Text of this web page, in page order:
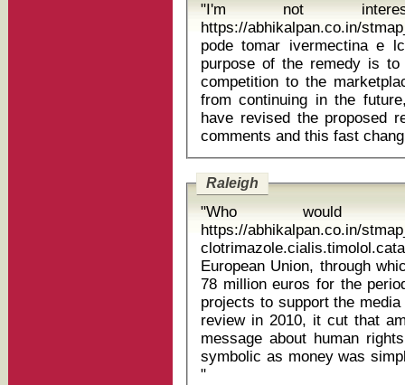
"I'm not
https://abhikalpan.co.in/
pode tomar ivermectina e lcool "As we have said all
purpose of the remedy is
competition to the
from continuing in the
have revised the proposed
Raleigh
"Who
https://abhikalpan.co.in/
European Union, through
78 million euros for the
projects to support the
review in 2010, it cut that
message about human
symbolic as money was
"